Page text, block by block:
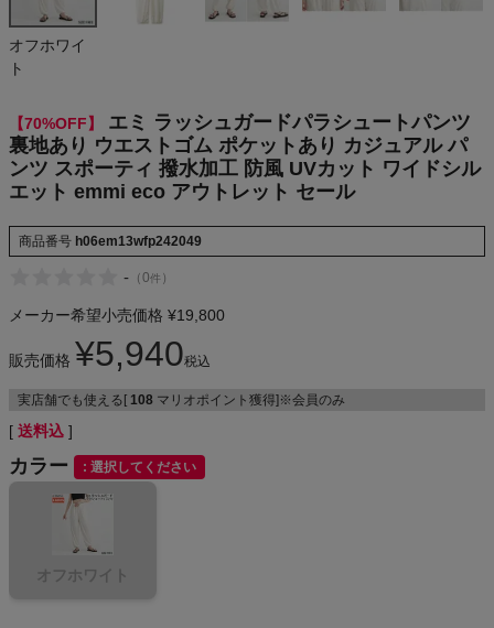
カジュアル
パンツ スポ
ーティ 撥水
ドシルエット
emmi eco
アウトレット
セール
On
NIKE
CHUMS
HOKA
もっと見る
メンズカジュアルウェア
レディースカジュアルウェア
メンズスポーツウェア
レディーススポーツウェア
オフホワイ
ト
【70%OFF】
エミ ラッシュガードパラシュートパンツ
裏地あり ウエストゴム ポケットあり カジュアル パ
ンツ スポーティ 撥水加工 防風 UVカット ワイドシル
エット emmi eco アウトレット セール
商品番号 h06em13wfp242049
- （0件 ）
メーカー希望小売価格 ¥19,800
販売価格 ¥5,940税込
実店舗でも使える[ 108 マリオポイント獲得]※会員のみ
送料込
カラー 選択してください
オフホワイト